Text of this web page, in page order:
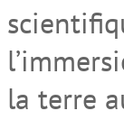
la terre